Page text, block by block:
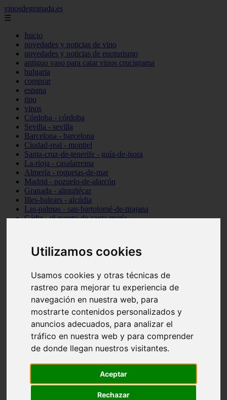
Utilizamos cookies
Usamos cookies y otras técnicas de
rastreo para mejorar tu experiencia de
navegación en nuestra web, para
mostrarte contenidos personalizados y
anuncios adecuados, para analizar el
tráfico en nuestra web y para comprender
de donde llegan nuestros visitantes.
Aceptar
Rechazar
vinosdegranada.es
☰
Inicio
novedades y noticias de vino
novedades y noticias de enoturismo
antiguo vaso para catar vinos crucigrama
bulgaria
comprar
espana
tipo
vinos
Córdoba - córdoba
Sevilla - sevilla
Barcelona - barcelona
Ciudad-real - montiel
Santa-cruz-de-tenerife - guía-de-isora
La-rioja - casalarreina
Almería - roquetas-de-mar
Madrid - pozuelo-de-alarcón
Granada - almuñécar
Illes-balears - alcúdia
Las-palmas - san-bartolomé-de-tirajana
Cádiz - el-puerto-de-santa-maría
Santa-cruz-de-tenerife - los-llanos-de-aridane
Cantabria - suances
Granada - monachil
Huesca - isábena
Huesca - alquézar
Huesca - castejón-de-sos
Sevilla - marinaleda
Córdoba - almedinilla
Navarra - zangoza
Cantabria - arenas-de-iguña
Barcelona - la-pobla-de-lillet
Las-palmas - yaiza